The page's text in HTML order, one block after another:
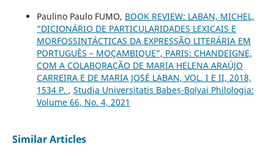
Paulino Paulo FUMO, BOOK REVIEW: LABAN, MICHEL,
“DICIONÁRIO DE PARTICULARIDADES LEXICAIS E
MORFOSSINTÁCTICAS DA EXPRESSÃO LITERÁRIA EM
PORTUGUÊS – MOÇAMBIQUE”, PARIS: CHANDEIGNE,
COM A COLABORAÇÃO DE MARIA HELENA ARAÚJO
CARREIRA E DE MARIA JOSÉ LABAN, VOL. I E II, 2018,
1534 P. , Studia Universitatis Babeș-Bolyai Philologia:
Volume 66, No. 4, 2021
Similar Articles